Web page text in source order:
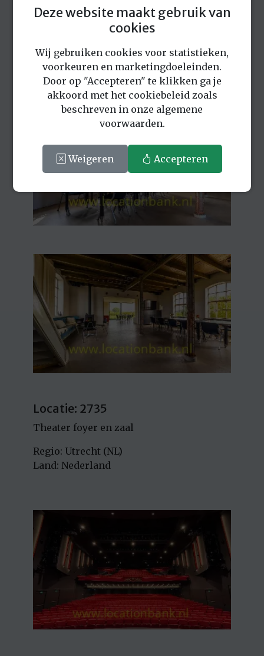
Locatie: 2735
Theater foyer en zaal
Regio: Utrecht (NL)
Land: Nederland
Deze website maakt gebruik van
cookies
Wij gebruiken cookies voor statistieken,
voorkeuren en marketingdoeleinden.
Door op "Accepteren" te klikken ga je
akkoord met het cookiebeleid zoals
beschreven in onze algemene
voorwaarden.
Weigeren Accepteren